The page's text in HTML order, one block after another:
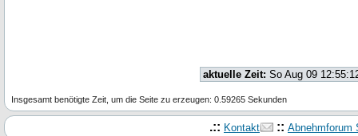
aktuelle Zeit: So Aug 09
Insgesamt benötigte Zeit, um die Seite zu erzeugen: 0.59265 Sekunden
.:: Kontakt :: Abnehmforum